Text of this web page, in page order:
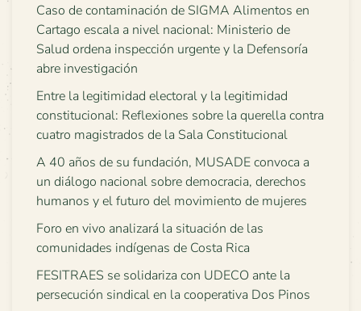
Caso de contaminación de SIGMA Alimentos en
Cartago escala a nivel nacional: Ministerio de
Salud ordena inspección urgente y la Defensoría
abre investigación
Entre la legitimidad electoral y la legitimidad
constitucional: Reflexiones sobre la querella contra
cuatro magistrados de la Sala Constitucional
A 40 años de su fundación, MUSADE convoca a
un diálogo nacional sobre democracia, derechos
humanos y el futuro del movimiento de mujeres
Foro en vivo analizará la situación de las
comunidades indígenas de Costa Rica
FESITRAES se solidariza con UDECO ante la
persecución sindical en la cooperativa Dos Pinos